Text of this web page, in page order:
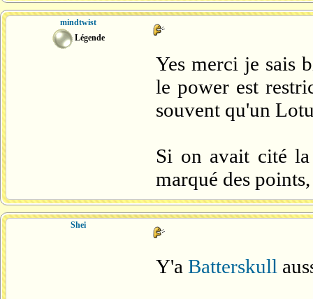
mindtwist
Légende
Yes merci je sais
le power est
souvent qu'un
Si on avait cité la
marqué des
Shei
Y'a Batterskull